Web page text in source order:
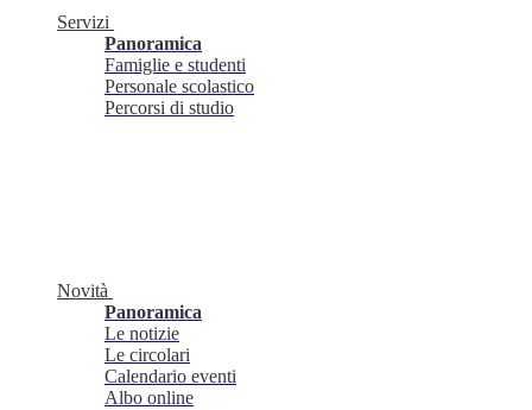
Servizi
Panoramica
Famiglie e studenti
Personale scolastico
Percorsi di studio
Novità
Panoramica
Le notizie
Le circolari
Calendario eventi
Albo online